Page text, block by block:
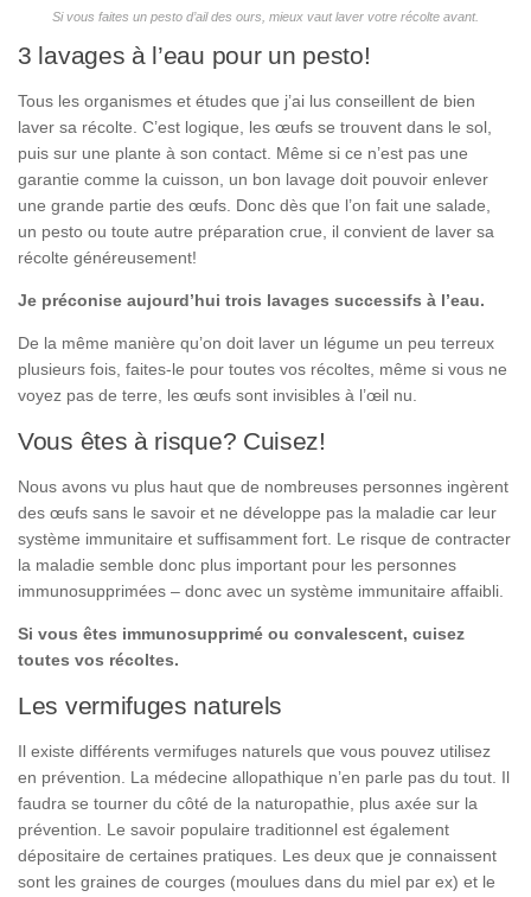
Si vous faites un pesto d’ail des ours, mieux vaut laver votre récolte avant.
3 lavages à l’eau pour un pesto!
Tous les organismes et études que j’ai lus conseillent de bien
laver sa récolte. C’est logique, les œufs se trouvent dans le sol,
puis sur une plante à son contact. Même si ce n’est pas une
garantie comme la cuisson, un bon lavage doit pouvoir enlever
une grande partie des œufs. Donc dès que l’on fait une salade,
un pesto ou toute autre préparation crue, il convient de laver sa
récolte généreusement!
Je préconise aujourd’hui trois lavages successifs à l’eau.
De la même manière qu’on doit laver un légume un peu terreux
plusieurs fois, faites-le pour toutes vos récoltes, même si vous ne
voyez pas de terre, les œufs sont invisibles à l’œil nu.
Vous êtes à risque? Cuisez!
Nous avons vu plus haut que de nombreuses personnes ingèrent
des œufs sans le savoir et ne développe pas la maladie car leur
système immunitaire et suffisamment fort. Le risque de contracter
la maladie semble donc plus important pour les personnes
immunosupprimées – donc avec un système immunitaire affaibli.
Si vous êtes immunosupprimé ou convalescent, cuisez
toutes vos récoltes.
Les vermifuges naturels
Il existe différents vermifuges naturels que vous pouvez utilisez
en prévention. La médecine allopathique n’en parle pas du tout. Il
faudra se tourner du côté de la naturopathie, plus axée sur la
prévention. Le savoir populaire traditionnel est également
dépositaire de certaines pratiques. Les deux que je connaissent
sont les graines de courges (moulues dans du miel par ex) et le